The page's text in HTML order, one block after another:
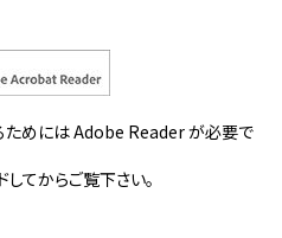
ためには Adobe Reader が必要で
てからご覧下さい。